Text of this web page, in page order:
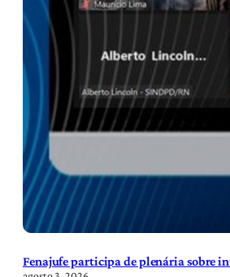
Fenajufe participa de plenária sobre